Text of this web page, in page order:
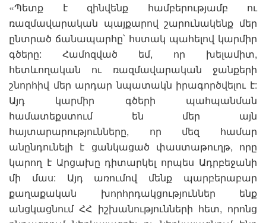
«Պետք է զինվենք համբերությամբ ու
ռազմավարական պայքարով շարունակենք մեր
ընտրած ճանապարհը՝ հստակ պահելով կարմիր
գծերը: Համոզված եմ, որ խելամիտ,
հետևողական ու ռազմավարական ջանքերի
շնորհիվ մեր արդար նպատակն իրագործվելու է:
Այդ կարմիր գծերի պահպանման
համատեքստում են մեր այն
հայտարարությունները, որ մեզ համար
անընդունելի է ցանկացած փաստաթուղթ, որը
կարող է Արցախը դիտարկել որպես Ադրբեջանի
մի մաս: Այդ առումով մենք պարբերաբար
քաղաքական խորհրդակցություններ ենք
անցկացնում ՀՀ իշխանությունների հետ, որոնց